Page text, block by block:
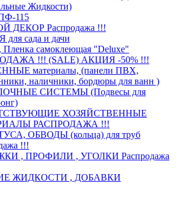
Жидкости)
115
ДЕКОР Распродажа !!!
сада и дачи
самоклеющая "Deluxe"
!!! (SALE) АКЦИЯ -50% !!!
материалы, (панели ПВХ,
наличники, бордюры для ванн )
СИСТЕМЫ (Подвесы для
ХОЗЯЙСТВЕННЫЕ
РАСПРОДАЖА !!!
ОБВОДЫ (кольца) для труб
!!!
, ПРОФИЛИ , УГОЛКИ Распродажа
ЖИДКОСТИ , ДОБАВКИ